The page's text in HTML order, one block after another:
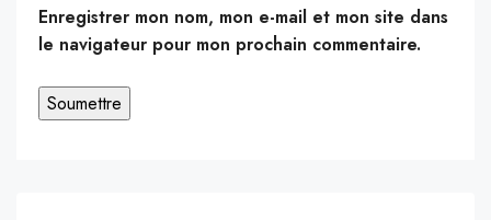
Enregistrer mon nom, mon e-mail et mon site dans
le navigateur pour mon prochain commentaire.